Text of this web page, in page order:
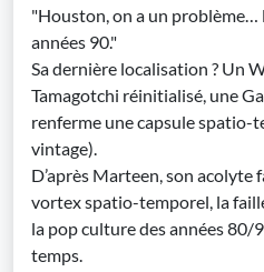
"Houston, on a un problème…
années 90."
Sa dernière localisation ? Un
Tamagotchi réinitialisé, une
renferme une capsule spatio-
vintage).
D’après Marteen, son acolyte
vortex spatio-temporel, la
la pop culture des années 80/
temps.